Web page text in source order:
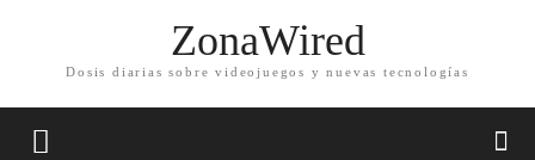
ZonaWired
Dosis diarias sobre videojuegos y nuevas tecnologías